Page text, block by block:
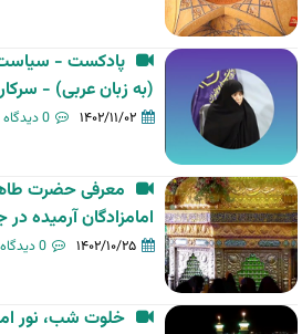
پادکست - سیاست
(به زبان عربی) -
۱۴۰۲/۱۱/۰۲ 0 دیدگاه
معرفی حضرت
امامزادگان آرمیده
۱۴۰۲/۱۰/۲۵ 0 دیدگاه
خلوت شب، نور